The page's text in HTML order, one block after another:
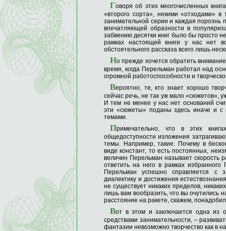
Говоря об этих многочисленных
«второго сорта», некими «отходами»
занимательной серии и каждая порознь
впечатляющей образности в
забвению десятки книг было бы просто
рамках настоящей книги у нас нет
обстоятельного рассказа всего лишь
Но прежде хочется обратить
время, когда Перельман работал над
огромной работоспособности и
Вероятно, те, кто знает хорошо
сейчас речь, не так уж мало «сюжетов»,
И тем не менее у нас нет оснований
эти «сюжеты» поданы здесь иначе и с
темами.
Примечательно, что в этих
общедоступности изложения
темы. Например, такие. Почему в
виде констант, то есть постоянных,
величин Перельман называет скорость
ответить на него в рамках
Перельман успешно справляется с
диалектику и достижения
не существует никаких пределов,
лишь вам вообразить, что вы очутились
расстояние на ракете, скажем,
Вот в этом и заключается одна из
средствами занимательности, –
фантазии невозможно творчество как в